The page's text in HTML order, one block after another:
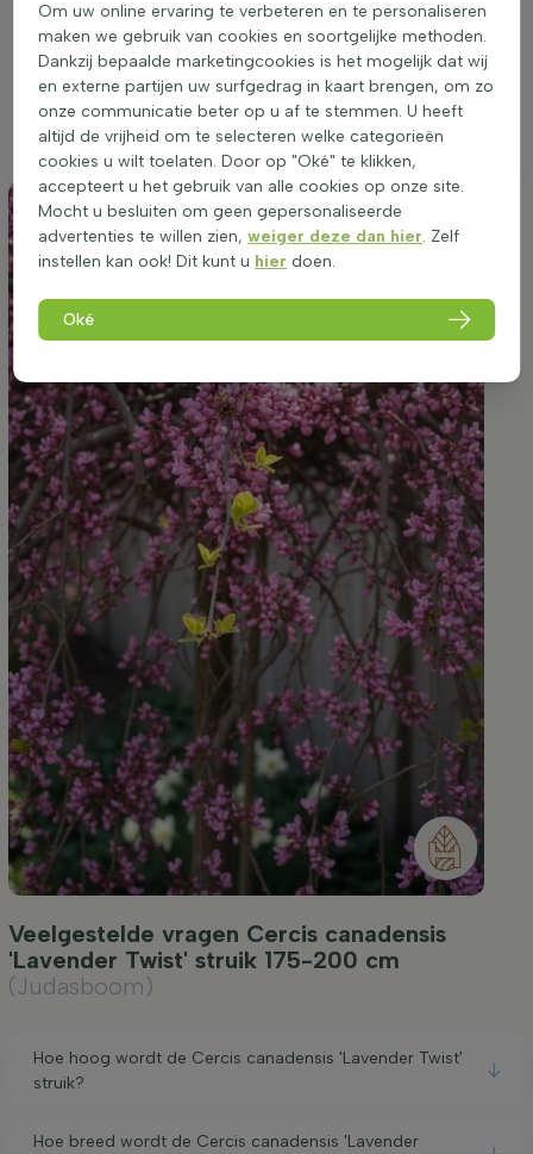
bloemen in april en mei. Op een geschikte plek ontwikkelt de
plant zijn kenmerkende treurvormige groei en hartvormige
bladeren optimaal. Deze heester is ideaal als solitair in de tuin
en past goed in kleinere tuinen dankzij zijn compacte
formaat. Een goede standplaats is essentieel voor de beste
groei en bloei van de Cercis canadensis 'Lavender Twist'.
Veelgestelde vragen Cercis canadensis
'Lavender Twist' struik 175-200 cm
(Judasboom)
Hoe hoog wordt de Cercis canadensis 'Lavender Twist'
struik?
Hoe breed wordt de Cercis canadensis 'Lavender
Om uw online ervaring te verbeteren en te personaliseren
maken we gebruik van cookies en soortgelijke methoden.
Dankzij bepaalde marketingcookies is het mogelijk dat wij
en externe partijen uw surfgedrag in kaart brengen, om zo
onze communicatie beter op u af te stemmen. U heeft
altijd de vrijheid om te selecteren welke categorieën
cookies u wilt toelaten. Door op "Oké" te klikken,
accepteert u het gebruik van alle cookies op onze site.
Mocht u besluiten om geen gepersonaliseerde
advertenties te willen zien,weiger deze dan hier. Zelf
instellen kan ook! Dit kunt u hier doen.
Oké